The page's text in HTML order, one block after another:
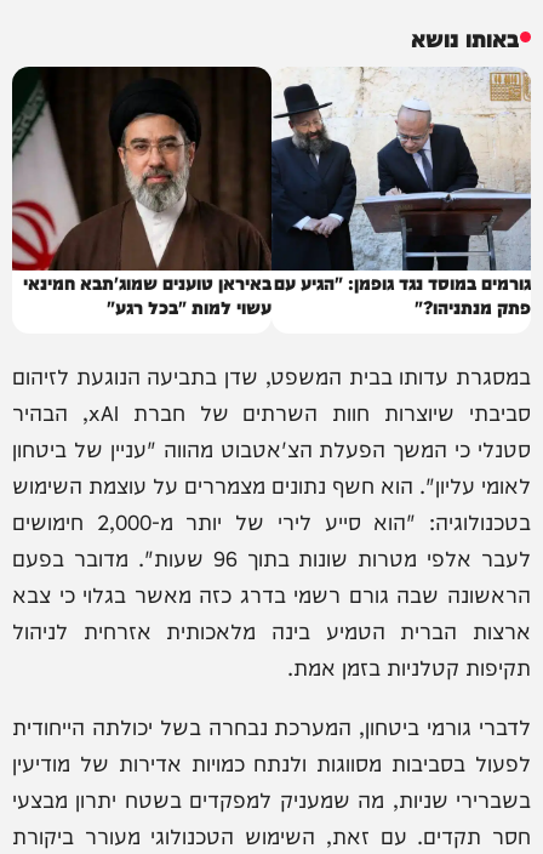
באותו נושא
גורמים במוסד נגד גופמן: "הגיע עם
פתק מנתניהו?"
באיראן טוענים שמוג'תבא חמינאי
עשוי למות "בכל רגע"
במסגרת עדותו בבית המשפט, שדן בתביעה הנוגעת לזיהום
סביבתי שיוצרות חוות השרתים של חברת xAI, הבהיר
סטנלי כי המשך הפעלת הצ'אטבוט מהווה "עניין של ביטחון
לאומי עליון". הוא חשף נתונים מצמררים על עוצמת השימוש
בטכנולוגיה: "הוא סייע לירי של יותר מ-2,000 חימושים
לעבר אלפי מטרות שונות בתוך 96 שעות". מדובר בפעם
הראשונה שבה גורם רשמי בדרג כזה מאשר בגלוי כי צבא
ארצות הברית הטמיע בינה מלאכותית אזרחית לניהול
תקיפות קטלניות בזמן אמת.
לדברי גורמי ביטחון, המערכת נבחרה בשל יכולתה הייחודית
לפעול בסביבות מסווגות ולנתח כמויות אדירות של מודיעין
בשברירי שניות, מה שמעניק למפקדים בשטח יתרון מבצעי
חסר תקדים. עם זאת, השימוש הטכנולוגי מעורר ביקורת